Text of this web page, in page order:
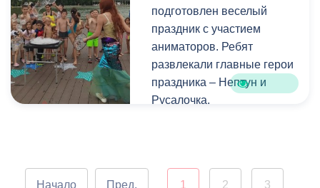
Изменения были связаны
с тем, что в начале 2026
года полномочия по
организации
пассажирских перевозок
перешли в
подготовлен веселый
праздник с участием
аниматоров. Ребят
развлекали главные герои
праздника – Нептун и
Русалочка.
Цгоев, празднование Дня
Начало Пред. 1 2 3